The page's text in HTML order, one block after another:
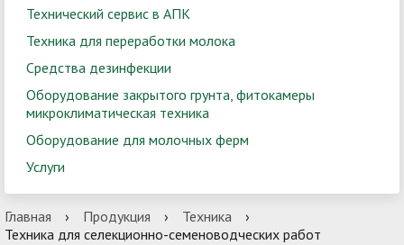
Технический сервис в АПК
Техника для переработки молока
Средства дезинфекции
Оборудование закрытого грунта, фитокамеры
микроклиматическая техника
Оборудование для молочных ферм
Услуги
Главная › Продукция › Техника
›
Техника для селекционно-семеноводческих работ